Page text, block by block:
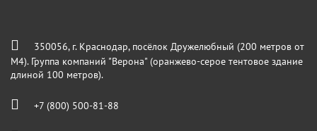
350056, г. Краснодар, посёлок Дружелюбный (200 метров от
М4). Группа компаний "Верона" (оранжево-серое тентовое здание
длиной 100 метров).
+7 (800) 500-81-88